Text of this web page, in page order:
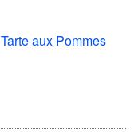
Tarte aux Pommes